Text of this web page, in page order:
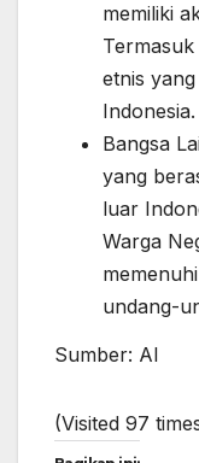
memiliki
etnis
Indonesia.
Bangsa
yang
luar
Warga
undang-
Sumber: AI
(Visited 97